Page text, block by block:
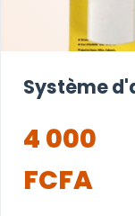
Système
4 000
FCFA